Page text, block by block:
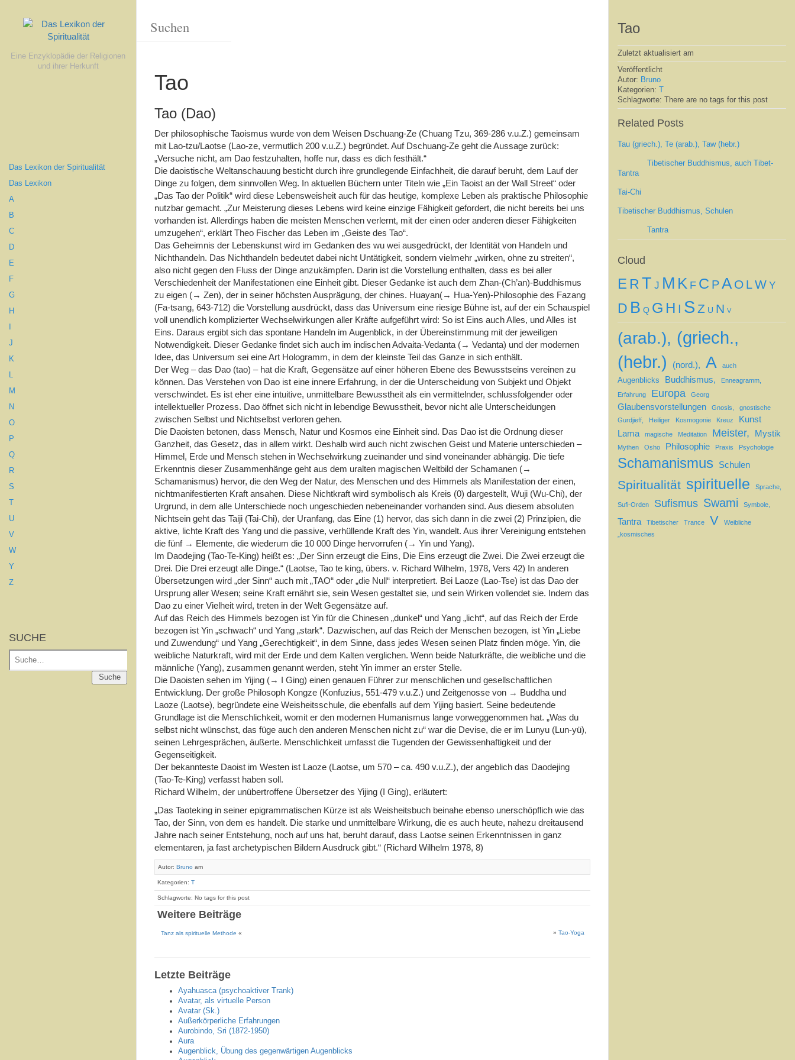
Eine Enzyklopädie der Religionen
und ihrer Herkunft
Das Lexikon der Spiritualität
Das Lexikon
A
B
C
D
E
F
G
H
J
K
L
M
N
O
P
Q
R
S
U
V
W
Y
Z
SUCHE
Suche
Tao
Tao (Dao)
Der philosophische Taoismus wurde von dem Weisen Dschuang-Ze (Chuang Tzu, 369-286 v.u.Z.) gemeinsam
mit Lao-tzu/Laotse (Lao-ze, vermutlich 200 v.u.Z.) begründet. Auf Dschuang-Ze geht die Aussage zurück:
„Versuche nicht, am Dao festzuhalten, hoffe nur, dass es dich festhält.“
Die daoistische Weltanschauung besticht durch ihre grundlegende Einfachheit, die darauf beruht, dem Lauf der
Dinge zu folgen, dem sinnvollen Weg. In aktuellen Büchern unter Titeln wie „Ein Taoist an der Wall Street“ oder
„Das Tao der Politik“ wird diese Lebensweisheit auch für das heutige, komplexe Leben als praktische Philosophie
nutzbar gemacht. „Zur Meisterung dieses Lebens wird keine einzige Fähigkeit gefordert, die nicht bereits bei uns
vorhanden ist. Allerdings haben die meisten Menschen verlernt, mit der einen oder anderen dieser Fähigkeiten
umzugehen“, erklärt Theo Fischer das Leben im „Geiste des Tao“.
Das Geheimnis der Lebenskunst wird im Gedanken des wu wei ausgedrückt, der Identität von Handeln und
Nichthandeln. Das Nichthandeln bedeutet dabei nicht Untätigkeit, sondern vielmehr „wirken, ohne zu streiten“,
also nicht gegen den Fluss der Dinge anzukämpfen. Darin ist die Vorstellung enthalten, dass es bei aller
Verschiedenheit der Manifestationen eine Einheit gibt. Dieser Gedanke ist auch dem Zhan-(Ch’an)-Buddhismus
zu eigen (→ Zen), der in seiner höchsten Ausprägung, der chines. Huayan(→ Hua-Yen)-Philosophie des Fazang
(Fa-tsang, 643-712) die Vorstellung ausdrückt, dass das Universum eine riesige Bühne ist, auf der ein Schauspiel
voll unendlich komplizierter Wechselwirkungen aller Kräfte aufgeführt wird: So ist Eins auch Alles, und Alles ist
Eins. Daraus ergibt sich das spontane Handeln im Augenblick, in der Übereinstimmung mit der jeweiligen
Notwendigkeit. Dieser Gedanke findet sich auch im indischen Advaita-Vedanta (→ Vedanta) und der modernen
Idee, das Universum sei eine Art Hologramm, in dem der kleinste Teil das Ganze in sich enthält.
Der Weg – das Dao (tao) – hat die Kraft, Gegensätze auf einer höheren Ebene des Bewusstseins vereinen zu
können. Das Verstehen von Dao ist eine innere Erfahrung, in der die Unterscheidung von Subjekt und Objekt
verschwindet. Es ist eher eine intuitive, unmittelbare Bewusstheit als ein vermittelnder, schlussfolgender oder
intellektueller Prozess. Dao öffnet sich nicht in lebendige Bewusstheit, bevor nicht alle Unterscheidungen
zwischen Selbst und Nichtselbst verloren gehen.
Die Daoisten betonen, dass Mensch, Natur und Kosmos eine Einheit sind. Das Dao ist die Ordnung dieser
Ganzheit, das Gesetz, das in allem wirkt. Deshalb wird auch nicht zwischen Geist und Materie unterschieden –
Himmel, Erde und Mensch stehen in Wechselwirkung zueinander und sind voneinander abhängig. Die tiefe
Erkenntnis dieser Zusammenhänge geht aus dem uralten magischen Weltbild der Schamanen (→
Schamanismus) hervor, die den Weg der Natur, des Menschen und des Himmels als Manifestation der einen,
nichtmanifestierten Kraft ansahen. Diese Nichtkraft wird symbolisch als Kreis (0) dargestellt, Wuji (Wu-Chi), der
Urgrund, in dem alle Unterschiede noch ungeschieden nebeneinander vorhanden sind. Aus diesem absoluten
Nichtsein geht das Taiji (Tai-Chi), der Uranfang, das Eine (1) hervor, das sich dann in die zwei (2) Prinzipien, die
aktive, lichte Kraft des Yang und die passive, verhüllende Kraft des Yin, wandelt. Aus ihrer Vereinigung entstehen
die fünf → Elemente, die wiederum die 10 000 Dinge hervorrufen (→ Yin und Yang).
Im Daodejing (Tao-Te-King) heißt es: „Der Sinn erzeugt die Eins, Die Eins erzeugt die Zwei. Die Zwei erzeugt die
Drei. Die Drei erzeugt alle Dinge.“ (Laotse, Tao te king, übers. v. Richard Wilhelm, 1978, Vers 42) In anderen
Übersetzungen wird „der Sinn“ auch mit „TAO“ oder „die Null“ interpretiert. Bei Laoze (Lao-Tse) ist das Dao der
Ursprung aller Wesen; seine Kraft ernährt sie, sein Wesen gestaltet sie, und sein Wirken vollendet sie. Indem das
Dao zu einer Vielheit wird, treten in der Welt Gegensätze auf.
Auf das Reich des Himmels bezogen ist Yin für die Chinesen „dunkel“ und Yang „licht“, auf das Reich der Erde
bezogen ist Yin „schwach“ und Yang „stark“. Dazwischen, auf das Reich der Menschen bezogen, ist Yin „Liebe
und Zuwendung“ und Yang „Gerechtigkeit“, in dem Sinne, dass jedes Wesen seinen Platz finden möge. Yin, die
weibliche Naturkraft, wird mit der Erde und dem Kalten verglichen. Wenn beide Naturkräfte, die weibliche und die
männliche (Yang), zusammen genannt werden, steht Yin immer an erster Stelle.
Die Daoisten sehen im Yijing (→ I Ging) einen genauen Führer zur menschlichen und gesellschaftlichen
Entwicklung. Der große Philosoph Kongze (Konfuzius, 551-479 v.u.Z.) und Zeitgenosse von → Buddha und
Laoze (Laotse), begründete eine Weisheitsschule, die ebenfalls auf dem Yijing basiert. Seine bedeutende
Grundlage ist die Menschlichkeit, womit er den modernen Humanismus lange vorweggenommen hat. „Was du
selbst nicht wünschst, das füge auch den anderen Menschen nicht zu“ war die Devise, die er im Lunyu (Lun-yü),
seinen Lehrgesprächen, äußerte. Menschlichkeit umfasst die Tugenden der Gewissenhaftigkeit und der
Gegenseitigkeit.
Der bekannteste Daoist im Westen ist Laoze (Laotse, um 570 – ca. 490 v.u.Z.), der angeblich das Daodejing
(Tao-Te-King) verfasst haben soll.
Richard Wilhelm, der unübertroffene Übersetzer des Yijing (I Ging), erläutert:
„Das Taoteking in seiner epigrammatischen Kürze ist als Weisheitsbuch beinahe ebenso unerschöpflich wie das
Tao, der Sinn, von dem es handelt. Die starke und unmittelbare Wirkung, die es auch heute, nahezu dreitausend
Jahre nach seiner Entstehung, noch auf uns hat, beruht darauf, dass Laotse seinen Erkenntnissen in ganz
elementaren, ja fast archetypischen Bildern Ausdruck gibt.“ (Richard Wilhelm 1978, 8)
Autor: Bruno am
Kategorien: T
Schlagworte: No tags for this post
Weitere Beiträge
Tanz als spirituelle Methode « » Tao-Yoga
Letzte Beiträge
Ayahuasca (psychoaktiver Trank)
Avatar, als virtuelle Person
Avatar (Sk.)
Außerkörperliche Erfahrungen
Aurobindo, Sri (1872-1950)
Aura
Augenblick, Übung des gegenwärtigen Augenblicks
Tao
Zuletzt aktualisiert am
Veröffentlicht
Autor: Bruno
Kategorien:
Schlagworte: There are no tags for this post
Related Posts
Tau (griech.), Te (arab.), Taw (hebr.)
Tibetischer Buddhismus, auch Tibet-
Tantra
Tai-Chi
Tibetischer Buddhismus, Schulen
Tantra
Cloud
E R T J M K F C PA O LW Y
D B Q G H I S Z U N V
(arab.), (griech.,
(hebr.)
(nord.), A auch
Augenblicks Buddhismus,
Enneagramm,
Erfahrung
Europa Georg
Glaubensvorstellungen Gnosis,
gnostische
Gurdjieff,
Heiliger Kosmogonie Kreuz
Kunst
Lama
magische Meditation Meister, Mystik
Mythen Osho Philosophie Praxis Psychologie
Schamanismus Schulen
Spiritualität spirituelle Sprache,
Sufi-Orden Sufismus Swami Symbole,
Tantra Tibetischer Trance V
Weibliche
„kosmisches